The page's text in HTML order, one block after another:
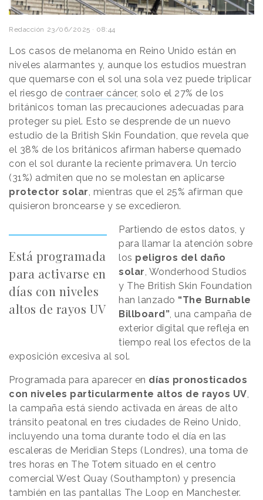
Redacción 23/06/2025 · 08:44
Los casos de melanoma en Reino Unido están en
niveles alarmantes y, aunque los estudios muestran
que quemarse con el sol una sola vez puede triplicar
el riesgo de contraer cáncer, solo el 27% de los
británicos toman las precauciones adecuadas para
proteger su piel. Esto se desprende de un nuevo
estudio de la British Skin Foundation, que revela que
el 38% de los británicos afirman haberse quemado
con el sol durante la reciente primavera. Un tercio
(31%) admiten que no se molestan en aplicarse
protector solar, mientras que el 25% afirman que
quisieron broncearse y se excedieron.
Está programada
para activarse en
días con niveles
altos de rayos UV
Partiendo de estos datos, y
para llamar la atención sobre
los peligros del daño
solar, Wonderhood Studios
y The British Skin Foundation
han lanzado “The Burnable
Billboard”, una campaña de
exterior digital que refleja en
tiempo real los efectos de la
exposición excesiva al sol.
Programada para aparecer en días pronosticados
con niveles particularmente altos de rayos UV,
la campaña está siendo activada en áreas de alto
tránsito peatonal en tres ciudades de Reino Unido,
incluyendo una toma durante todo el día en las
escaleras de Meridian Steps (Londres), una toma de
tres horas en The Totem situado en el centro
comercial West Quay (Southampton) y presencia
también en las pantallas The Loop en Manchester.